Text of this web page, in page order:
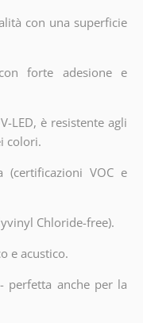
con una superficie
forte adesione e
LED, è resistente agli
colori.
(certificazioni VOC e
Chloride-free).
e acustico.
perfetta anche per la